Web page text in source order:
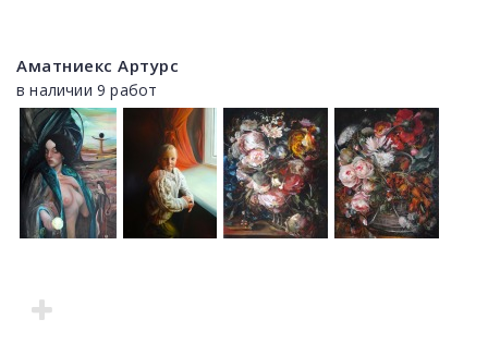
Аматниекс Артурс
в наличии 9 работ